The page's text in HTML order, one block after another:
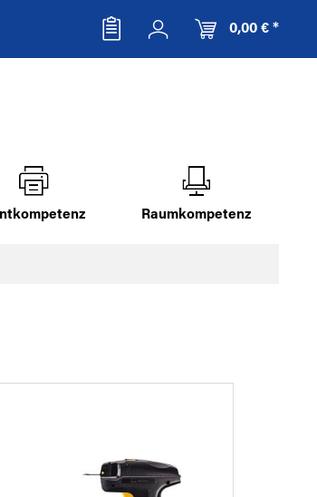
0,00 € *
Raumkompetenz